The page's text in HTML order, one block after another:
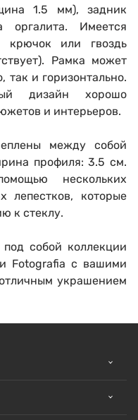
1.5 мм), задник
оргалита. Имеется
крючок или гвоздь
Рамка может
так и горизонтально.
дизайн хорошо
и интерьеров.
между собой
профиля: 3.5 см.
нескольких
лепестков, которые
к стеклу.
собой коллекции
Fotografia с вашими
украшением